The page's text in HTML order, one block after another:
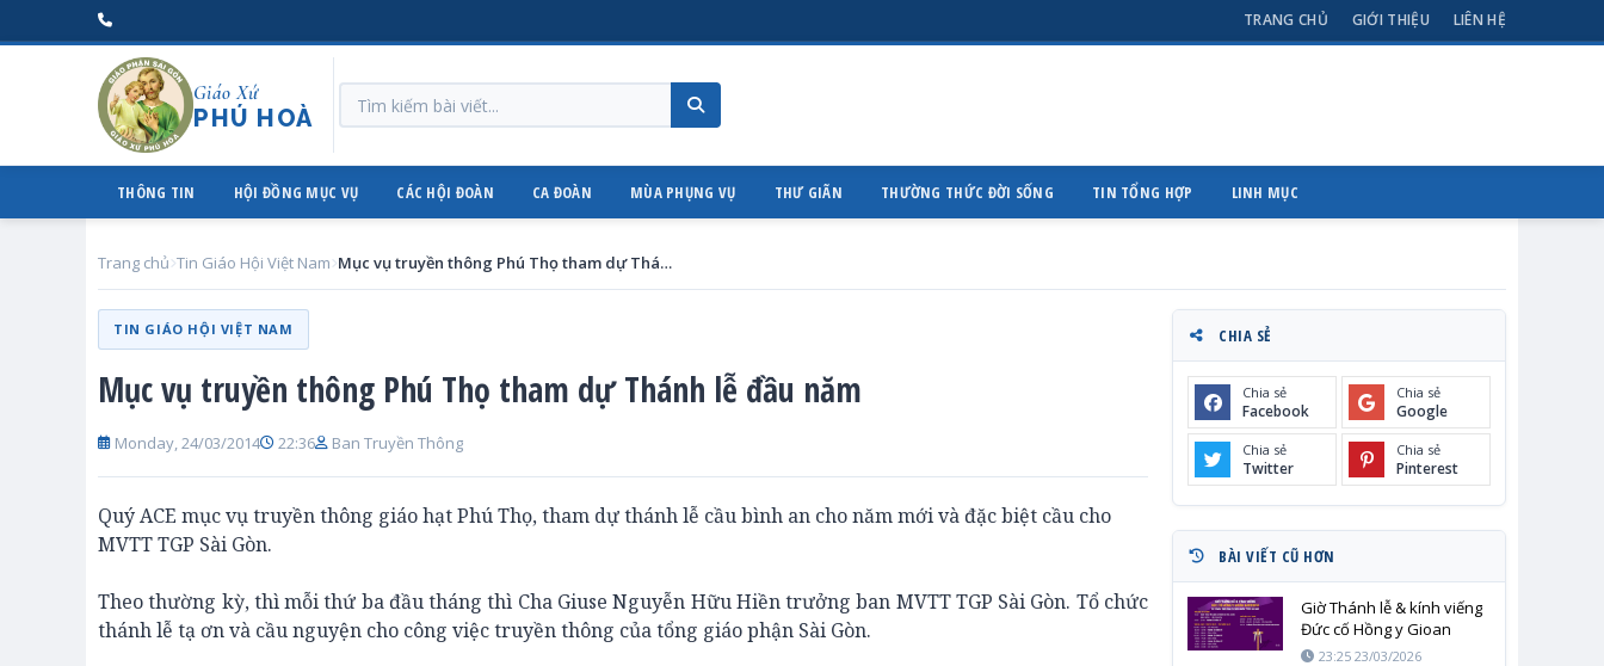
TRANG CHỦ GIỚI THIỆU LIÊN HỆ
Giáo Xứ
PHÚ HOÀ
THÔNG TIN HỘI ĐỒNG MỤC VỤ CÁC HỘI ĐOÀN CA ĐOÀN MÙA PHỤNG VỤ THƯ GIÃN THƯỜNG THỨC ĐỜI SỐNG TIN TỔNG HỢP LINH MỤC
Trang chủ Tin Giáo Hội Việt Nam Mục vụ truyền thông Phú Thọ tham dự Thánh lễ đầu năm
TIN GIÁO HỘI VIỆT NAM
Mục vụ truyền thông Phú Thọ tham dự Thánh lễ đầu năm
Monday, 24/03/2014 22:36 Ban Truyền Thông
Quý ACE mục vụ truyền thông giáo hạt Phú Thọ, tham dự thánh lễ cầu bình an cho năm mới và đặc biệt cầu cho
MVTT TGP Sài Gòn.
Theo thường kỳ, thì mỗi thứ ba đầu tháng thì Cha Giuse Nguyễn Hữu Hiền trưởng ban MVTT TGP Sài Gòn. Tổ chức
thánh lễ tạ ơn và cầu nguyện cho công việc truyền thông của tổng giáo phận Sài Gòn.
CHIA SẺ
Chia sẻ
Facebook
Chia sẻ
Google
Chia sẻ
Twitter
Chia sẻ
Pinterest
BÀI VIẾT CŨ HƠN
Giờ Thánh lễ & kính viếng
Đức cố Hồng y Gioan
Baotixita
23:25 23/03/2026